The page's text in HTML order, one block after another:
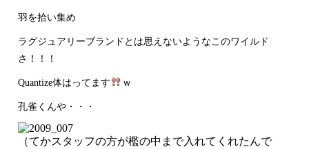
羽を拾い集め
ラグジュアリーブランドとは思えないようなこのワイルド
さ！！！
Quantize体はってます ｗ
孔雀くんや・・・
（てかスタッフの方が檻の中まで入れてくれたんで